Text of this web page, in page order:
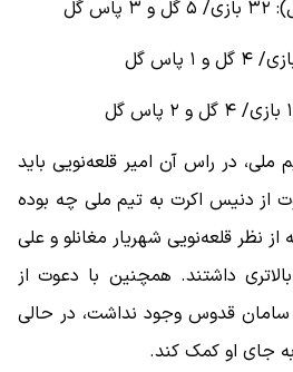
گل
ملی، در راس آن امیر قلعه‌نویی باید
از دنیس اکرت به تیم ملی چه بوده
نظر قلعه‌نویی شهریار مغانلو و علی
داشتند. همچنین با دعوت از
سامان قدوس وجود نداشت، در حالی
جای او کمک کند.